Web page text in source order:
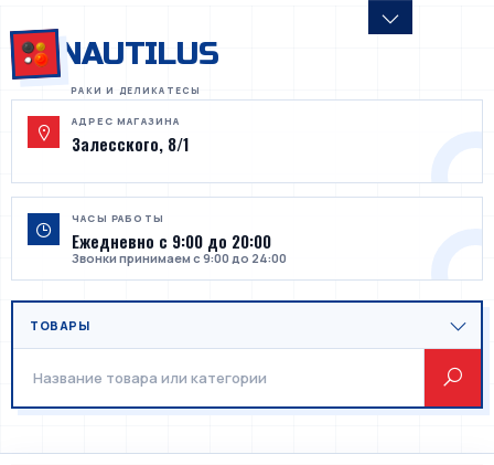
NAUTILUS
АДРЕС МАГАЗИНА
Залесского, 8/1
ЧАСЫ РАБОТЫ
Ежедневно с 9:00 до 20:00
Звонки принимаем с 9:00 до 24:00